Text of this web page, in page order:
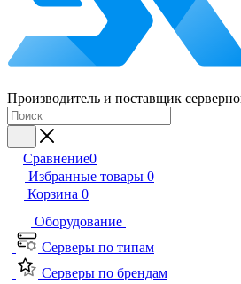
Производитель и поставщик
Сравнение0
Избранные товары 0
Корзина 0
Оборудование
Серверы по типам
Серверы по брендам